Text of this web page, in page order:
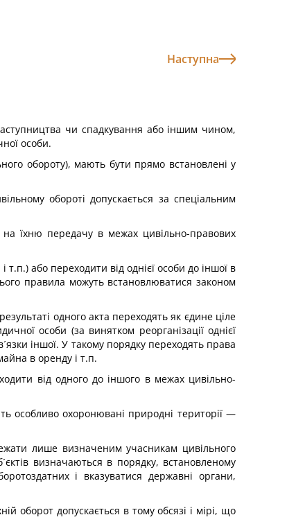
Наступна
чи спадкування або іншим чином,
особи.
обороту), мають бути прямо встановлені у
обороті допускається за спеціальним
на їхню передачу в межах цивільно-правових
або переходити від однієї особи до іншої в
правила можуть встановлюватися законом
одного акта переходять як єдине ціле
особи (за винятком реорганізації однієї
іншої. У такому порядку переходять права
в оренду і т.п.
від одного до іншого в межах цивільно-
особливо охоронювані природні території —
лише визначеним учасникам цивільного
визначаються в порядку, встановленому
і вказуватися державні органи,
оборот допускається в тому обсязі і мірі, що